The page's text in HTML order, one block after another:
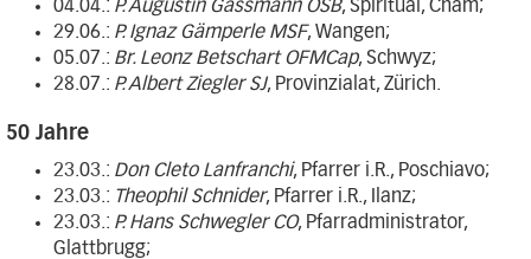
04.04.: P. Augustin Gassmann OSB, Spiritual, Cham;
29.06.: P. Ignaz Gämperle MSF, Wangen;
05.07.: Br. Leonz Betschart OFMCap, Schwyz;
28.07.: P. Albert Ziegler SJ, Provinzialat, Zürich.
50 Jahre
23.03.: Don Cleto Lanfranchi, Pfarrer i.R., Poschiavo;
23.03.: Theophil Schnider, Pfarrer i.R., Ilanz;
23.03.: P. Hans Schwegler CO, Pfarradministrator,
Glattbrugg;